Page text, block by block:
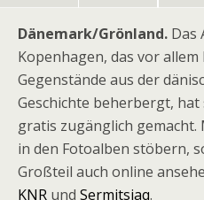
Dänemark/Grönland. Das
Kopenhagen, das vor
Gegenstände aus der
Geschichte beherbergt,
gratis zugänglich
in den Fotoalben stöbern,
Großteil auch online
KNR und Sermitsiaq.